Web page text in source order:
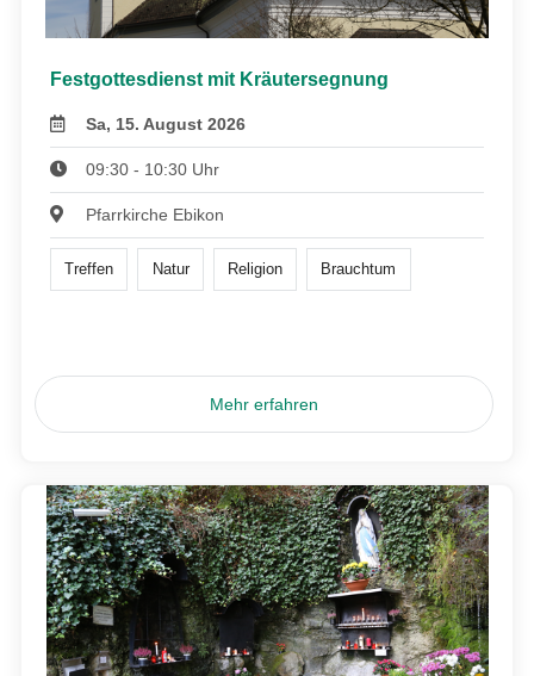
Festgottesdienst mit Kräutersegnung
Sa, 15. August 2026
09:30 - 10:30 Uhr
Pfarrkirche Ebikon
Treffen Natur Religion Brauchtum
Mehr erfahren